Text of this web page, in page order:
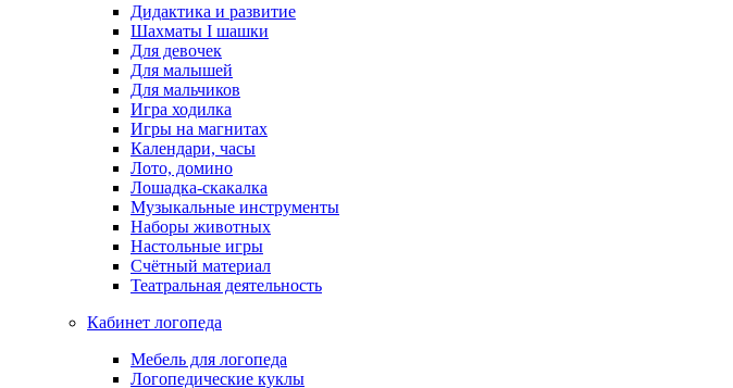
Дидактика и развитие
Шахматы I шашки
Для девочек
Для малышей
Для мальчиков
Игра ходилка
Игры на магнитах
Календари, часы
Лото, домино
Лошадка-скакалка
Музыкальные инструменты
Наборы животных
Настольные игры
Счётный материал
Театральная деятельность
Кабинет логопеда
Мебель для логопеда
Логопедические куклы